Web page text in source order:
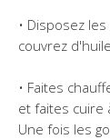
• Disposez
couvrez
• Faites
et faites cuire
Une fois les